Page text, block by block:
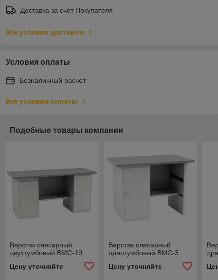
Доставка за счет Покупателя
Все условия доставки
Условия оплаты
Безналичный расчет
Все условия оплаты
Подобные товары компании
Верстак слесарный
двухтумбовый ВМС-10
Цену уточняйте
Верстак слесарный
однотумбовый ВМС-3
Цену уточняйте